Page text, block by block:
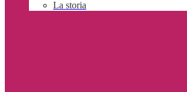
La storia